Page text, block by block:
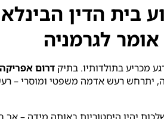
בית הדין
לגרמניה
דרום